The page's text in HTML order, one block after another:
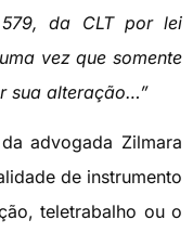
da CLT por lei
vez que somente
sua alteração…”
advogada Zilmara
de instrumento
teletrabalho ou o